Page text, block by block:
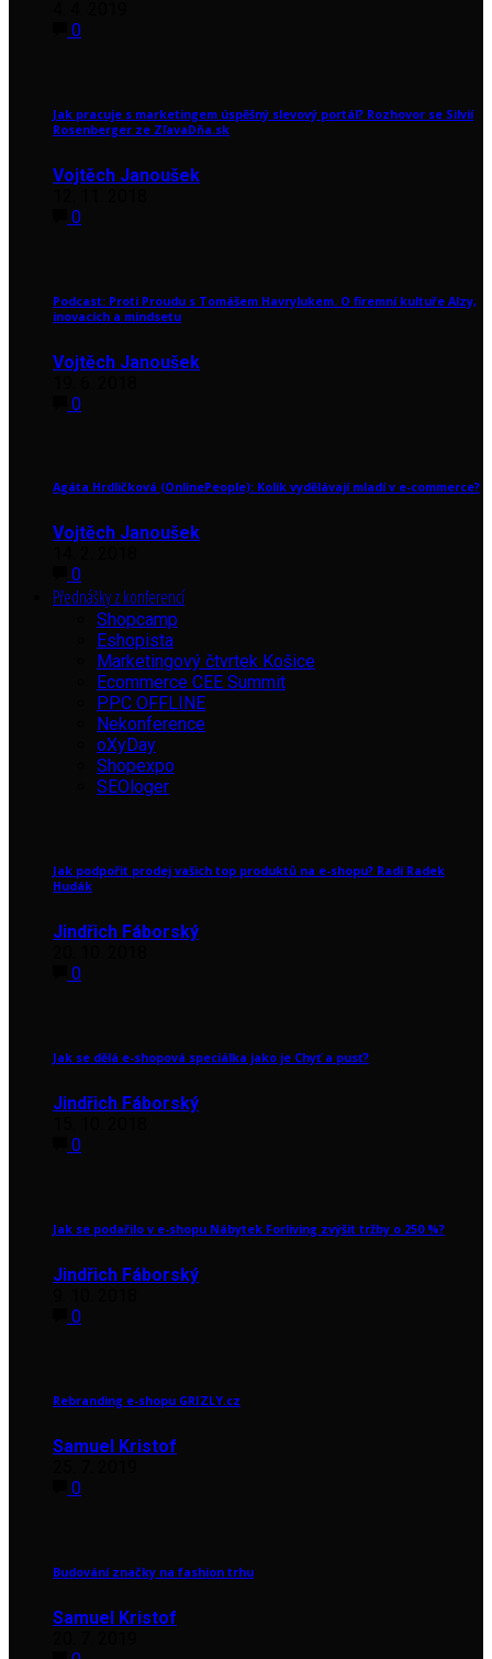
0
Jak pracuje s marketingem úspěšný slevový portál? Rozhovor se Silvií
Rosenberger ze ZľavaDňa.sk
Vojtěch Janoušek
0
Podcast: Proti Proudu s Tomášem Havrylukem. O firemní kultuře Alzy,
inovacích a mindsetu
Vojtěch Janoušek
0
Agáta Hrdličková (OnlinePeople): Kolik vydělávají mladí v e-commerce?
Vojtěch Janoušek
0
Přednášky z konferencí
Shopcamp
Eshopista
Marketingový čtvrtek Košice
Ecommerce CEE Summit
PPC OFFLINE
Nekonference
oXyDay
Shopexpo
SEOloger
Jak podpořit prodej vašich top produktů na e-shopu? Radí Radek
Hudák
Jindřich Fáborský
0
Jak se dělá e-shopová speciálka jako je Chyť a pusť?
Jindřich Fáborský
0
Jak se podařilo v e-shopu Nábytek Forliving zvýšit tržby o 250 %?
Jindřich Fáborský
0
Rebranding e-shopu GRIZLY.cz
Samuel Kristof
0
Budování značky na fashion trhu
Samuel Kristof